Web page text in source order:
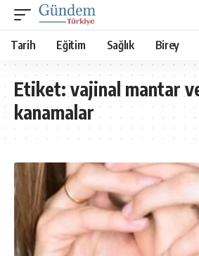
Tarih Eğitim Sağlık Birey
Etiket:vajinal mantar
kanamalar